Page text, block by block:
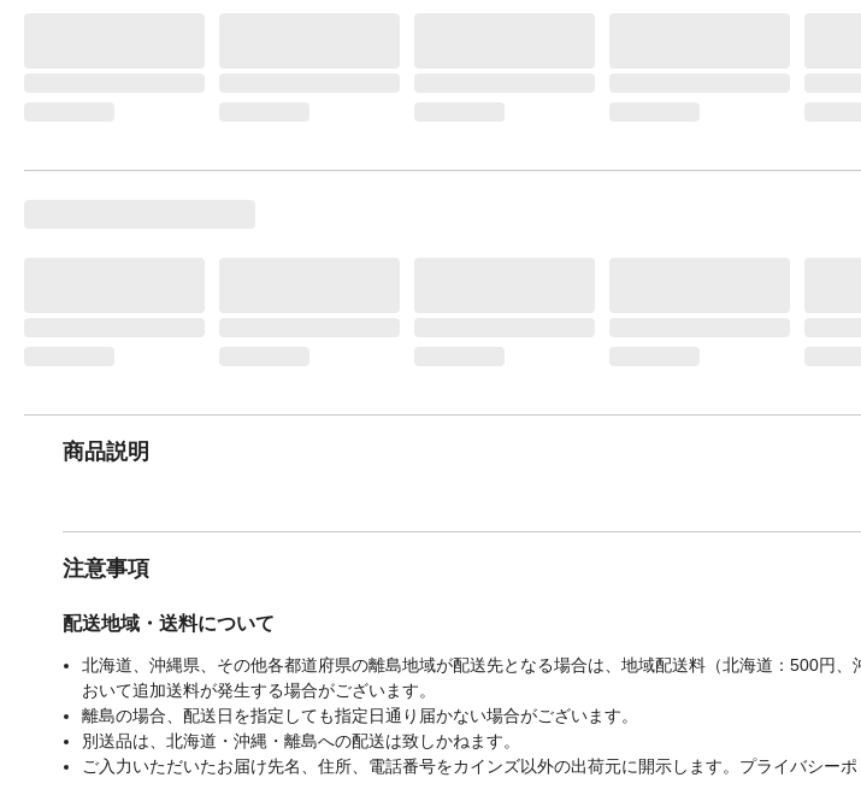
商品説明
注意事項
配送地域・送料について
北海道、沖縄県、その他各都道府県の離島地域が配送先となる場合は、地域配送料（北海道：500円
おいて追加送料が発生する場合がございます。
離島の場合、配送日を指定しても指定日通り届かない場合がございます。
別送品は、北海道・沖縄・離島への配送は致しかねます。
ご入力いただいたお届け先名、住所、電話番号をカインズ以外の出荷元に開示します。プライバシー